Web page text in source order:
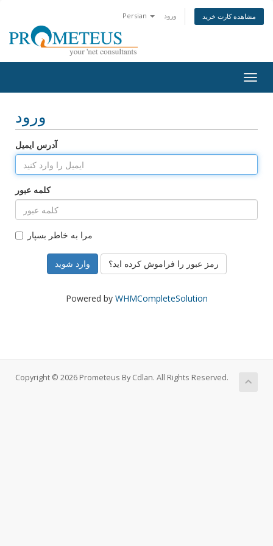
Persian ورود مشاهده کارت خرید
ورود
آدرس ایمیل
کلمه عبور
مرا به خاطر بسپار
رمز عبور را فراموش کرده اید؟
Powered by WHMCompleteSolution
Copyright © 2026 Prometeus By Cdlan. All Rights Reserved.